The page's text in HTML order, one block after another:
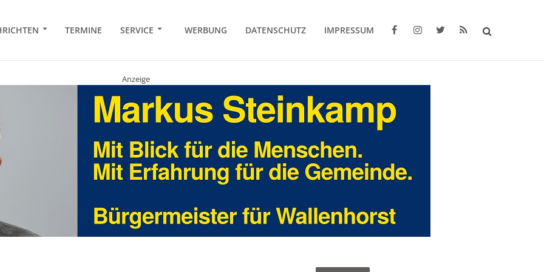
TERMINE SERVICE WERBUNG DATENSCHUTZ IMPRESSUM
Anzeige